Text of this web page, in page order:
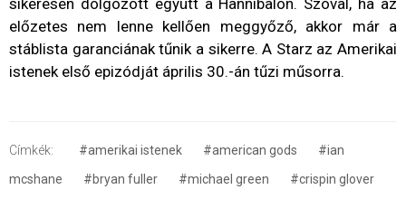
sikeresen dolgozott együtt a Hannibalon. Szóval, ha az
előzetes nem lenne kellően meggyőző, akkor már a
stáblista garanciának tűnik a sikerre. A Starz az Amerikai
istenek első epizódját április 30.-án tűzi műsorra.
Címkék: #amerikai istenek #american gods
#ian
mcshane
#bryan fuller #michael green #crispin glover